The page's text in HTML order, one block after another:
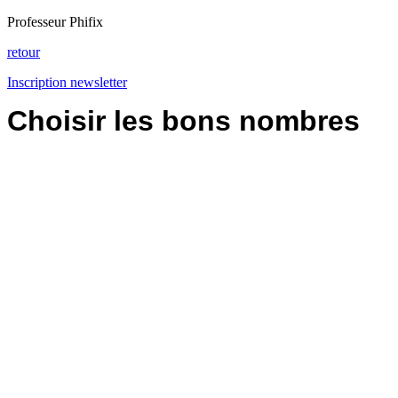
Professeur Phifix
retour
Inscription newsletter
Choisir les bons nombres